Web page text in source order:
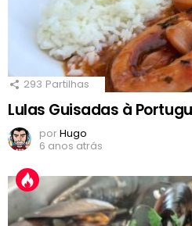
293 Partilhas
Lulas Guisadas à
porHugo
6 anos atrás